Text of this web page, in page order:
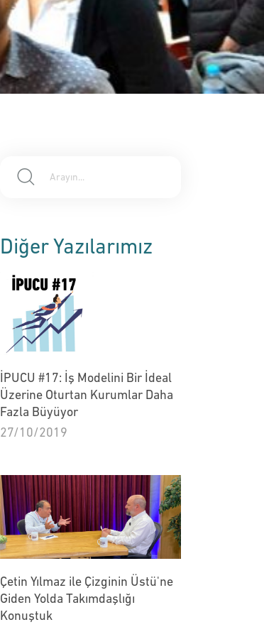
Diğer Yazılarımız
İPUCU #17: İş Modelini Bir İdeal
Üzerine Oturtan Kurumlar Daha
Fazla Büyüyor
27/10/2019
Çetin Yılmaz ile Çizginin Üstü'ne
Giden Yolda Takımdaşlığı
Konuştuk